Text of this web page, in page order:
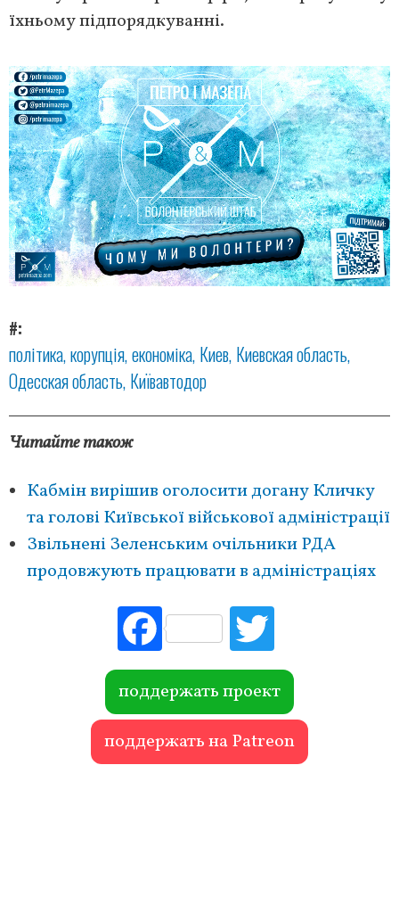
їхньому підпорядкуванні.
#
політика корупція економіка Киев Киевская область
Одесская область Київавтодор
Читайте також
Кабмін вирішив оголосити догану Кличку
та голові Київської військової адміністрації
Звільнені Зеленським очільники РДА
продовжують працювати в адміністраціях
Fac
ebo
ok r
поддержать проект
поддержать на Patreon